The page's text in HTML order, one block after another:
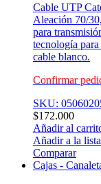
Cable UTP
Aleación 70/
para
tecnología
cable blanco.
Confirmar
SKU:
$172.000
Añadir al
Añadir a la
Comparar
Cajas -